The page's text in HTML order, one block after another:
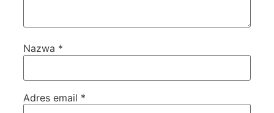
Nazwa *
Adres email *